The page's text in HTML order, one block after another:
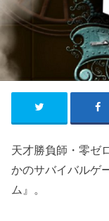
天才勝負師・零ゼ
かのサバイバルゲ
ム』。